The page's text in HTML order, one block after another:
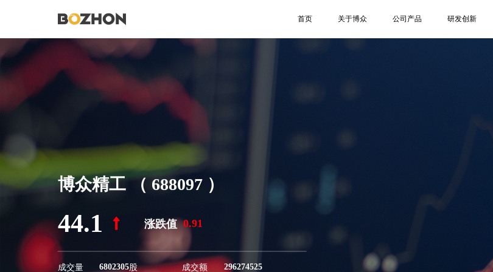
首页 关于博众 公司产品 研发创新
博众精工（ 688097）
44.1 涨跌值 0.91
成交量 6802305股 成交额 296274525